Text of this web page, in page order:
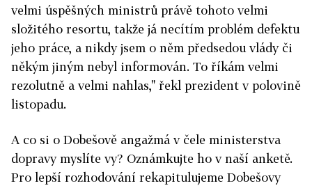
velmi úspěšných ministrů právě tohoto velmi
složitého resortu, takže já necítím problém defektu
jeho práce, a nikdy jsem o něm předsedou vlády či
někým jiným nebyl informován. To říkám velmi
rezolutně a velmi nahlas," řekl prezident v polovině
listopadu.
A co si o Dobešově angažmá v čele ministerstva
dopravy myslíte vy? Oznámkujte ho v naší anketě.
Pro lepší rozhodování rekapitulujeme Dobešovy